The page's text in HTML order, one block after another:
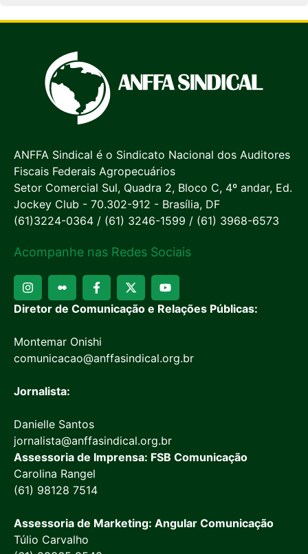
ANFFA Sindical é o Sindicato Nacional dos Auditores
Fiscais Federais Agropecuários
Setor Comercial Sul, Quadra 2, Bloco C, 4º andar, Ed.
Jockey Club - 70.302-912 - Brasília, DF
(61)3224-0364 / (61) 3246-1599 / (61) 3968-6573
Acompanhe nas Redes Sociais
Diretor de Comunicação e Relações Públicas:
Montemar Onishi
comunicacao@anffasindical.org.br
Jornalista:
Danielle Santos
jornalista@anffasindical.org.br
Assessoria de Imprensa: FSB Comunicação
Carolina Rangel
(61) 98128 7514
Assessoria de Marketing: Angular Comunicação
Túlio Carvalho